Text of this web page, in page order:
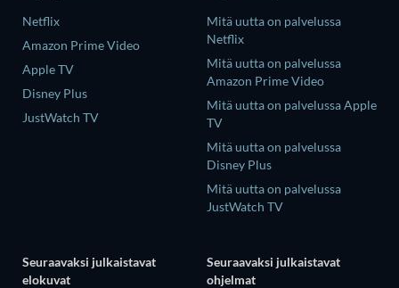
Netflix
Amazon Prime Video
Apple TV
Disney Plus
JustWatch TV
Mitä uutta on palvelussa
Netflix
Mitä uutta on palvelussa
Amazon Prime Video
Mitä uutta on palvelussa Apple
TV
Mitä uutta on palvelussa
Disney Plus
Mitä uutta on palvelussa
JustWatch TV
Seuraavaksi julkaistavat
elokuvat
Seuraavaksi julkaistavat
ohjelmat